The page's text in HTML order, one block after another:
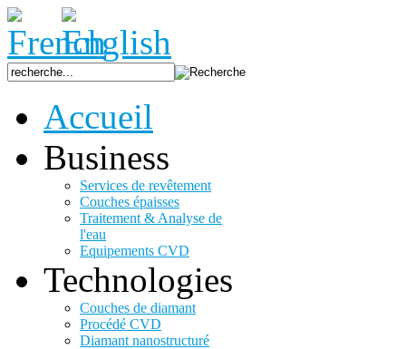
Accueil
Business
Services de revêtement
Couches épaisses
Traitement & Analyse de
l'eau
Equipements CVD
Technologies
Couches de diamant
Procédé CVD
Diamant nanostructuré